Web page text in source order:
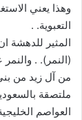
وهذا يعني
التعبوية. .
المثير للدهشة
(النمر). .
من آل زيد من
العواصم